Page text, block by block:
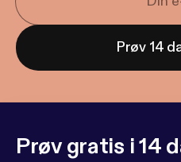
Prøv 14
Prøv gratis i 14